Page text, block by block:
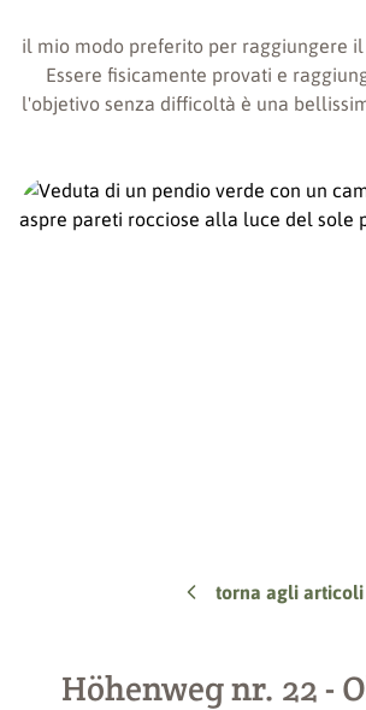
il mio modo preferito per raggiungere
Essere fisicamente provati e
l'objetivo senza difficoltà è una
torna agli articoli
Höhenweg nr. 22 -